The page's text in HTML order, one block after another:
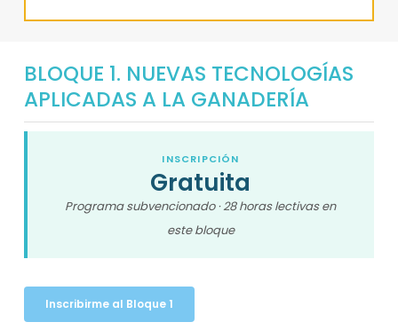
BLOQUE 1. NUEVAS TECNOLOGÍAS
APLICADAS A LA GANADERÍA
INSCRIPCIÓN
Gratuita
Programa subvencionado · 28 horas lectivas en
este bloque
Inscribirme al Bloque 1